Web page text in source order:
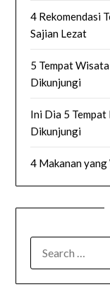
4 Rekomendasi
Sajian Lezat
5 Tempat
Dikunjungi
Ini Dia 5
Dikunjungi
4 Makanan
FOR: